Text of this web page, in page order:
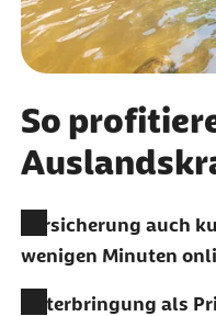
So
Versicherung auch
wenigen Minuten
Unterbringung als